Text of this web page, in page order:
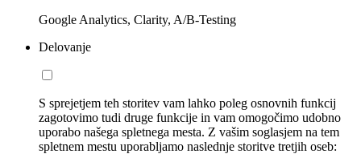
Google Analytics, Clarity, A/B-Testing
Delovanje
S sprejetjem teh storitev vam lahko poleg osnovnih funkcij
zagotovimo tudi druge funkcije in vam omogočimo udobno
uporabo našega spletnega mesta. Z vašim soglasjem na tem
spletnem mestu uporabljamo naslednje storitve tretjih oseb: